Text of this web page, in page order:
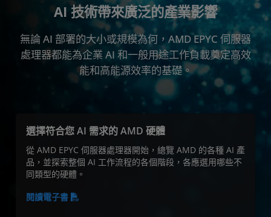
常見問答
推動 AI 發展為何要選擇 AMD EPYC
產品組合
軟體
合作夥伴
AI 技術帶來廣泛的產業影響
無論 AI 部署的大小或規模為何，AMD EPYC 伺服器
處理器都能為企業 AI 和一般用途工作負載奠定高效
能和高能源效率的基礎。
選擇符合您 AI 需求的 AMD 硬體
從 AMD EPYC 伺服器處理器開始，總覽 AMD 的各種 AI 產
品，並探索整個 AI 工作流程的各個階段，各應選用哪些不
同類型的硬體。
閱讀電子書